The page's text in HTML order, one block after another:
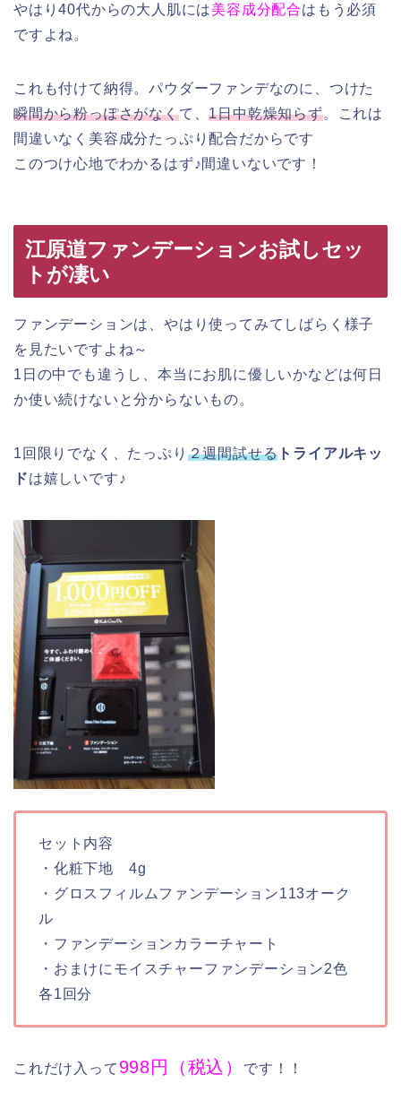
やはり40代からの大人肌には美容成分配合はもう必須
ですよね。
これも付けて納得。パウダーファンデなのに、つけた
瞬間から粉っぽさがなくて、1日中乾燥知らず。これは
間違いなく美容成分たっぷり配合だからです
このつけ心地でわかるはず♪間違いないです！
江原道ファンデーションお試しセッ
トが凄い
ファンデーションは、やはり使ってみてしばらく様子
を見たいですよね～
1日の中でも違うし、本当にお肌に優しいかなどは何日
か使い続けないと分からないもの。
1回限りでなく、たっぷり ２週間試せる トライアルキッ
ドは嬉しいです♪
セット内容
・化粧下地 4g
・グロスフィルムファンデーション113オーク
ル
・ファンデーションカラーチャート
・おまけにモイスチャーファンデーション2色
各1回分
これだけ入って 998円（税込） です！！